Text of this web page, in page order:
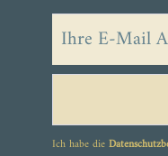
Ich habe die